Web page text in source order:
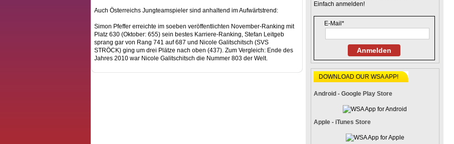
Auch Österreichs Jungteamspieler sind anhaltend im Aufwärtstrend:
Simon Pfeffer erreichte im soeben veröffentlichten November-Ranking mit
Platz 630 (Oktober: 655) sein bestes Karriere-Ranking, Stefan Leitgeb
sprang gar von Rang 741 auf 687 und Nicole Galitschitsch (SVS
STRÖCK) ging um drei Plätze nach oben (437). Zum Vergleich: Ende des
Jahres 2010 war Nicole Galitschitsch die Nummer 803 der Welt.
Einfach anmelden!
E-Mail*
Anmelden
DOWNLOAD OUR WSA APP!
Android - Google Play Store
Apple - iTunes Store